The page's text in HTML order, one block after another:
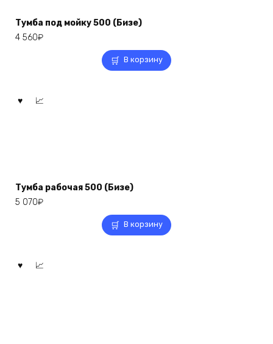
Тумба под мойку 500 (Бизе)
4 560₽
В корзину
Тумба рабочая 500 (Бизе)
5 070₽
В корзину